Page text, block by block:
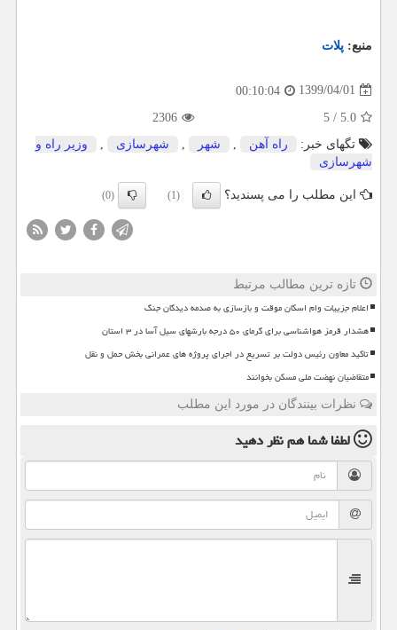
منبع: پلات
1399/04/01
00:10:04
5.0
/
5
2306
تگهای خبر:
راه آهن شهر شهرسازی
وزیر راه و
شهرسازی
این مطلب را می پسندید؟ (1)
(0)
تازه ترین مطالب مرتبط
اعلام جزییات وام اسکان موقت و بازسازی به صدمه دیدگان جنگ
هشدار قرمز هواشناسی برای گرمای ۵۰ درجه بارشهای سیل آسا در ۳ استان
تاکید معاون رئیس دولت بر تسریع در اجرای پروژه های عمرانی بخش حمل و نقل
متقاضیان نهضت ملی مسکن بخوانند
نظرات بینندگان در مورد این مطلب
لطفا شما همنظر دهید